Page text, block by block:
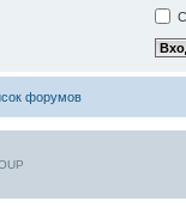
форумов